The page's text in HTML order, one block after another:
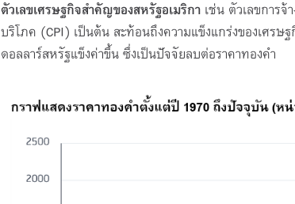
ตัวเลขเศรษฐกิจสำคัญของสหรัฐอเมริกา เช่น ตัวเลขการ
บริโภค (CPI) เป็นต้น สะท้อนถึงความแข็งแกร่งของเศรษ
ดอลลาร์สหรัฐแข็งค่าขึ้น ซึ่งเป็นปัจจัยลบต่อราคาทองคำ